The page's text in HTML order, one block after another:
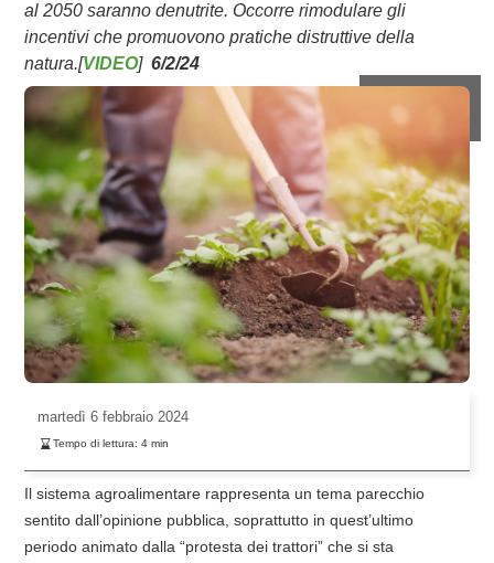
al 2050 saranno denutrite. Occorre rimodulare gli
incentivi che promuovono pratiche distruttive della
natura.[VIDEO] 6/2/24
martedì 6 febbraio 2024
Tempo di lettura:4 min
Il sistema agroalimentare rappresenta un tema parecchio
sentito dall’opinione pubblica, soprattutto in quest’ultimo
periodo animato dalla “protesta dei trattori” che si sta